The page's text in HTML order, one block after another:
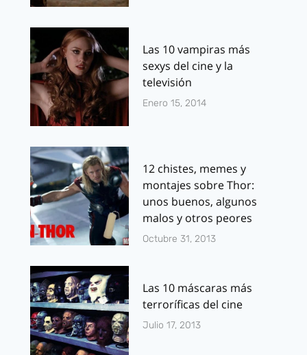
Las 10 vampiras más
sexys del cine y la
televisión
Enero 15, 2014
12 chistes, memes y
montajes sobre Thor:
unos buenos, algunos
malos y otros peores
Octubre 31, 2013
Las 10 máscaras más
terroríficas del cine
Julio 17, 2013